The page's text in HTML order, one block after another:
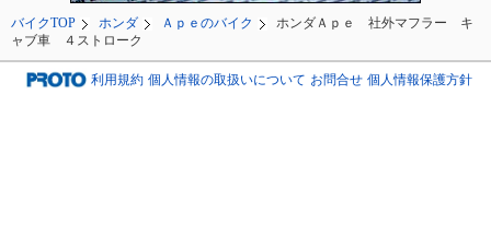
バイクTOP ホンダ Ａｐｅのバイク
ホンダＡｐｅ 社外マフラー キ
ャブ車 ４ストローク
利用規約 個人情報の取扱いについて お問合せ 個人情報保護方針